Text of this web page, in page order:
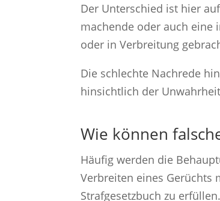
Der Unterschied ist hier
machende oder auch eine
oder in Verbreitung
Die schlechte Nachrede
hinsichtlich der
Wie können
Häufig werden die
Verbreiten eines Gerüchts
Strafgesetzbuch zu